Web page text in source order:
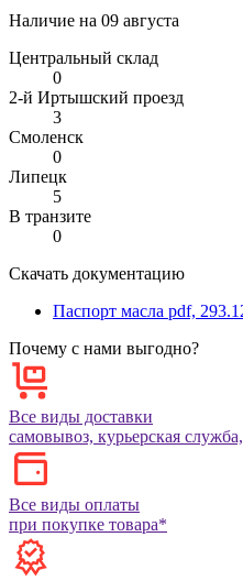
Наличие на 09 августа
Центральный склад
0
2-й Иртышский проезд
3
Смоленск
0
Липецк
5
В транзите
0
Скачать документацию
Паспорт масла pdf,
Почему с нами выгодно?
Все виды доставки
самовывоз, курьерская
Все виды оплаты
при покупке товара*